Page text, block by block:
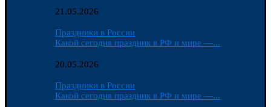
21.05.2026
Праздники в России
Какой сегодня праздник в РФ и мире —...
20.05.2026
Праздники в России
Какой сегодня праздник в РФ и мире —...